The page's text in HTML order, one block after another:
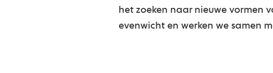
het zoeken naar nieuwe vormen
evenwicht en werken we samen